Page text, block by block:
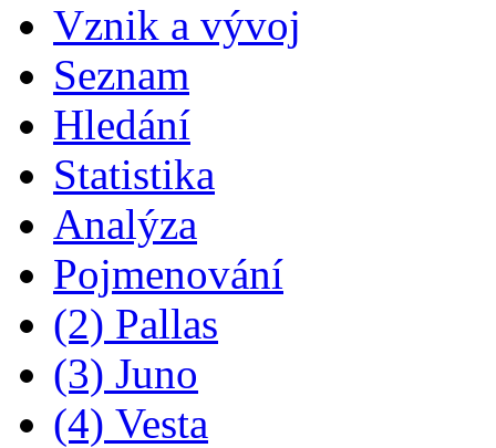
Vznik a vývoj
Seznam
Hledání
Statistika
Analýza
Pojmenování
(2) Pallas
(3) Juno
(4) Vesta